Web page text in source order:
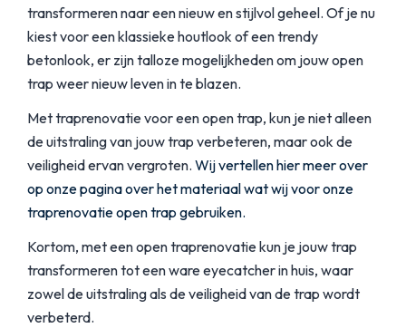
transformeren naar een nieuw en stijlvol geheel. Of je nu
kiest voor een klassieke houtlook of een trendy
betonlook, er zijn talloze mogelijkheden om jouw open
trap weer nieuw leven in te blazen.
Met traprenovatie voor een open trap, kun je niet alleen
de uitstraling van jouw trap verbeteren, maar ook de
veiligheid ervan vergroten. Wij vertellen hier meer over
op onze pagina over het materiaal wat wij voor onze
traprenovatie open trap gebruiken.
Kortom, met een open traprenovatie kun je jouw trap
transformeren tot een ware eyecatcher in huis, waar
zowel de uitstraling als de veiligheid van de trap wordt
verbeterd.